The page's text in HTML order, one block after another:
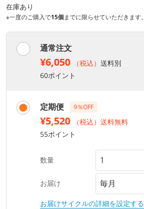
在庫あり
※一度のご購入で15個までに限らせていただきます。
通常注文
¥6,050 （税込） 送料別
60ポイント
定期便 9％OFF
¥5,520
（税込）送料無料
55ポイント
数量
お届け
お届けサイクルの詳細を設定する